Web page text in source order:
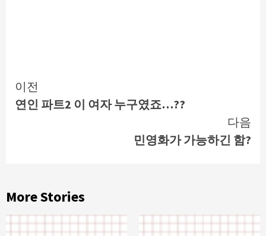
Continue
Reading
이전
연인 파트2 이 여자 누구였죠…??
다음
민영화가 가능하긴 함?
More Stories